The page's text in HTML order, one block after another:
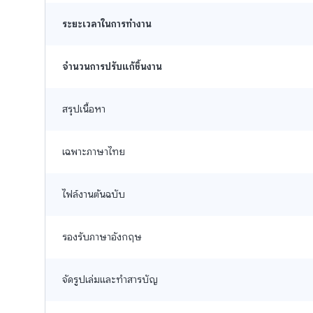
ระยะเวลาในการทำงาน
จำนวนการปรับแก้ชิ้นงาน
สรุปเนื้อหา
เฉพาะภาษาไทย
ไฟล์งานต้นฉบับ
รองรับภาษาอังกฤษ
จัดรูปเล่มและทำสารบัญ